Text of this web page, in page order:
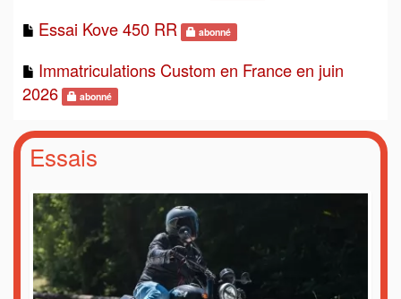
Essai Kove 450 RR abonné
Immatriculations Custom en France en juin
2026
abonné
Essais